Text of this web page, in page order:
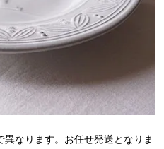
なります。お任せ発送となりま